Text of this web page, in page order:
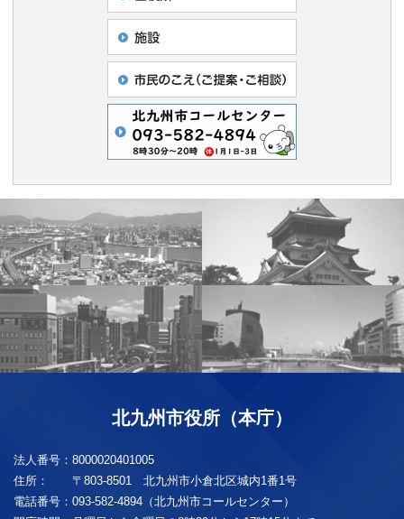
北九州市役所（本庁）
法人番号： 8000020401005
住所：
〒803-8501 北九州市小倉北区城内1番1号
電話番号： 093-582-4894（北九州市コールセンター）